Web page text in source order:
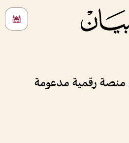
منصة رقمية مدعومة